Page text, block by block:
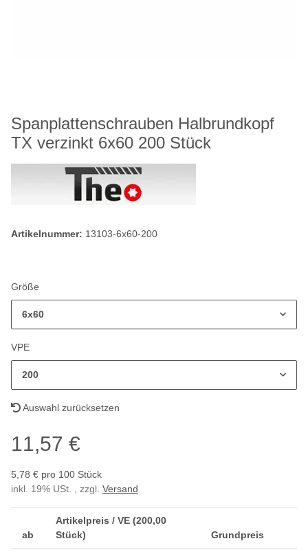
Spanplattenschrauben Halbrundkopf
TX verzinkt 6x60 200 Stück
Artikelnummer: 13103-6x60-200
Größe
6x60
VPE
200
Auswahl zurücksetzen
11,57 €
5,78 € pro 100 Stück
inkl. 19% USt. , zzgl. Versand
ab
Artikelpreis / VE (200,00
Stück)
Grundpreis